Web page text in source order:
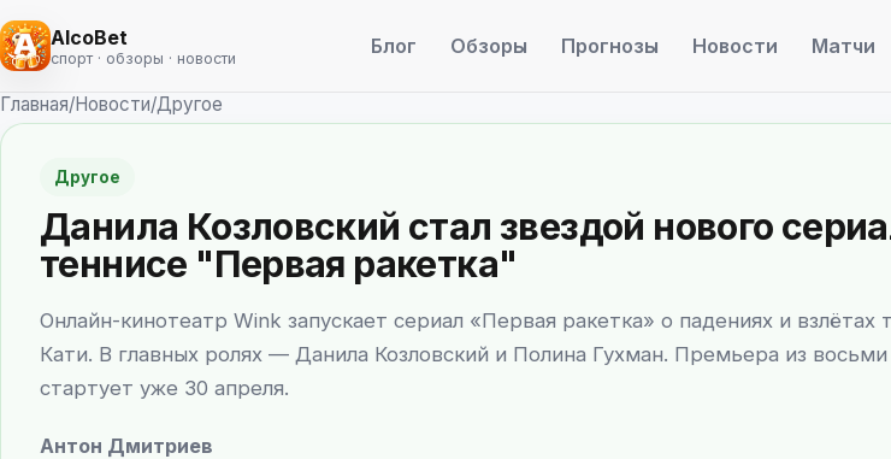
AlcoBet
спорт · обзоры · новости Блог Обзоры Прогнозы Новости Матчи
Главная/Новости/Другое
Другое
Данила Козловский стал звездой нового
теннисе "Первая ракетка"
Онлайн-кинотеатр Wink запускает сериал «Первая ракетка» о падениях и взлётах
Кати. В главных ролях — Данила Козловский и Полина Гухман. Премьера из
стартует уже 30 апреля.
Антон Дмитриев